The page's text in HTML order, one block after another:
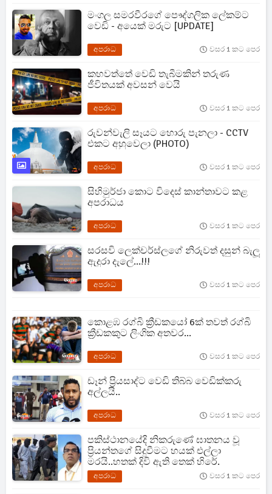
මංගල සමරවීරගේ පෞද්ගලික ලේකම්ට
වෙඩි - අයෙක් මරුට [UPDATE]
අපරාධ වසර 1 කට පෙර
කහවත්තේ වෙඩි තැබීමකින් තරුණ
ජීවිතයක් අවසන් වෙයි
අපරාධ වසර 1 කට පෙර
රුවන්වැලි සෑයට හොරු පැනලා - CCTV
එකට අහුවෙලා (PHOTO)
අපරාධ වසර 1 කට පෙර
සිහිමුර්ජා කොට විදෙස් කාන්තාවට කළ
අපරාධය
අපරාධ වසර 1 කට පෙර
සරසවි ලෙක්චර්ස්ලගේ නිරුවත් දසුන් බැලූ
ඇදුරා දැලේ...!!!
අපරාධ වසර 1 කට පෙර
කොළඹ රග්බි ක්‍රීඩකයෝ 6ක් තවත් රග්බි
ක්‍රීඩකකුට ලිංගික අතවර...
අපරාධ වසර 1 කට පෙර
ඩෑන් ප්‍රියසාද්ට වෙඩි තිබ්බ වෙඩික්කරු
අල්ලයි..
අපරාධ වසර 1 කට පෙර
පකිස්ථානයේදි නිකරුණේ ඝාතනය වූ
ප්‍රියන්තගේ සිදුවීමට හයක් එල්ලා
මරයි..හතක් දිවි ඇති තෙක් හිරේ.
අපරාධ වසර 1 කට පෙර